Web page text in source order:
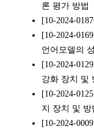
론 평가 방법
[10-2024-
[10-2024-
언어모델의
[10-2024-
강화 장치 및
[10-2024-
지 장치 및 방
[10-2024-